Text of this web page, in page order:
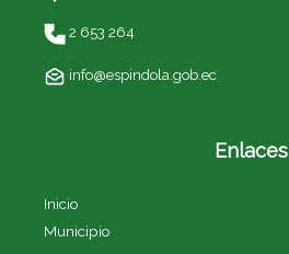
2 653 264
info@espindola.gob.ec
Enlaces
Inicio
Municipio